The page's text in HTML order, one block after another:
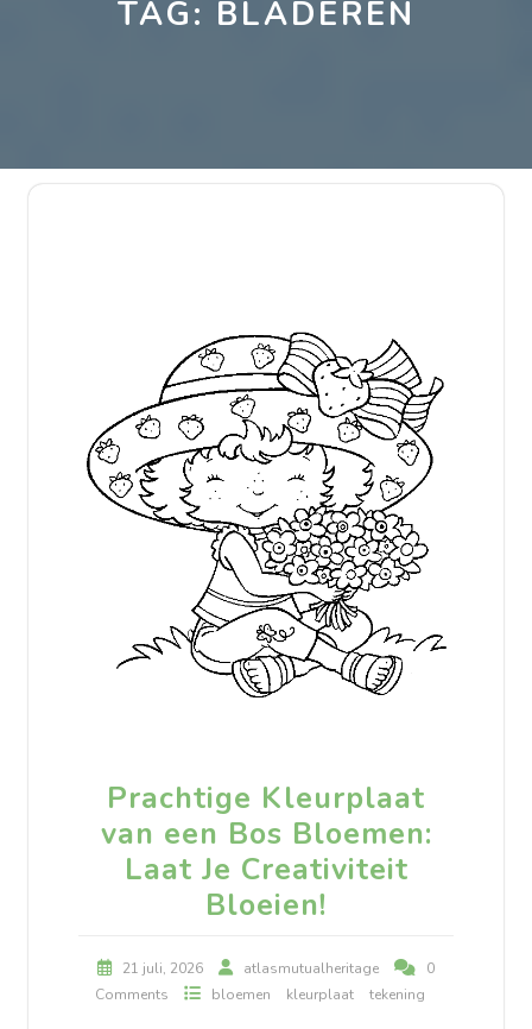
TAG: BLADEREN
Prachtige Kleurplaat
van een Bos Bloemen:
Laat Je Creativiteit
Bloeien!
21 juli, 2026 atlasmutualheritage
0
Comments
bloemen kleurplaat tekening